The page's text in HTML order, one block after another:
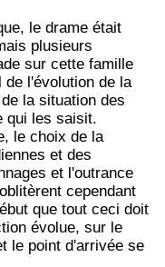
le drame était
plusieurs
sur cette famille
de l'évolution de la
la situation des
qui les saisit.
le choix de la
et des
et l'outrance
cependant
que tout ceci doit
évolue, sur le
le point d'arrivée se